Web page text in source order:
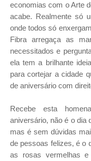
economias com o Arte
acabe. Realmente só
onde todos só
Fibra arregaça as
necessitados e
ela tem a brilhante
para cortejar a cidade
de aniversário com
Recebe esta
aniversário, não é o dia
mas é sem dúvidas
de pessoas felizes, é o
as rosas vermelhas